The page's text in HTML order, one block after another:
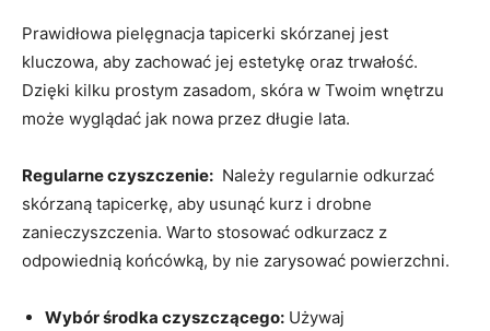
Prawidłowa pielęgnacja tapicerki skórzanej ⁢jest
kluczowa, aby zachować jej estetykę​ oraz trwałość.
‌Dzięki⁣ kilku​ prostym zasadom, skóra⁣ w Twoim⁣ wnętrzu
może wyglądać jak nowa przez ⁤długie lata.
Regularne czyszczenie: ⁤ Należy regularnie odkurzać
skórzaną tapicerkę, aby usunąć kurz i drobne‌
zanieczyszczenia. Warto stosować odkurzacz⁣ z
odpowiednią końcówką, by​ nie zarysować powierzchni.
Wybór środka czyszczącego: Używaj